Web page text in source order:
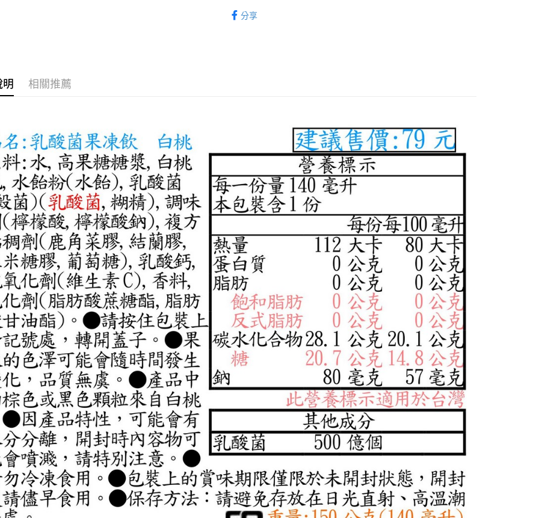
每筆NT$65，滿NT$1,000(含以上)免運費
每筆NT$150，滿NT$2,000(含以上)免運費
無印良品門市自取
分享
相關推薦